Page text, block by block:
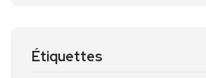
Étiquettes